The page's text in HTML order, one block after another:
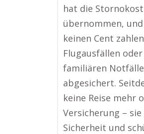
hat die
übernommen,
keinen Cent
Flugausfällen
familiären
abgesichert.
keine Reise mehr
Versicherung –
Sicherheit und